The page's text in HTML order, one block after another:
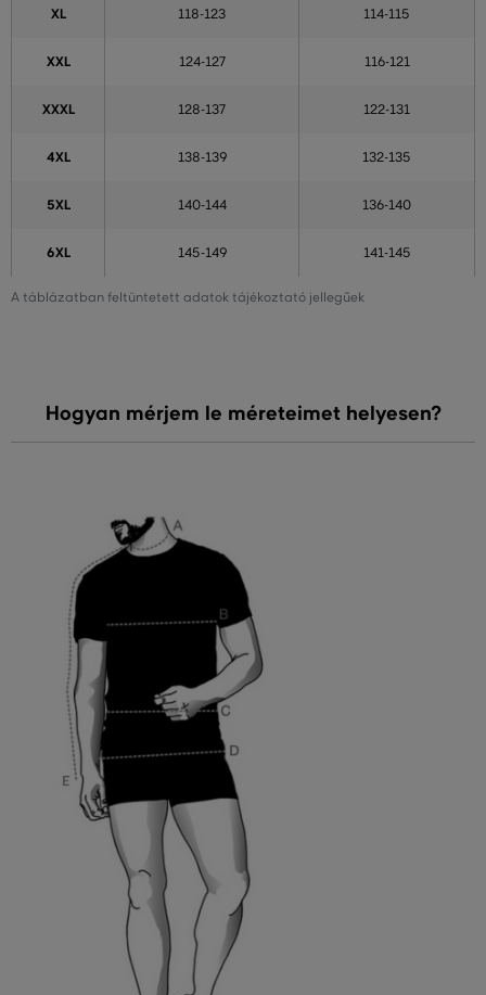
A táblázatban feltüntetett adatok tájékoztató jellegűek
XL 118-123 114-115
XXL 124-127 116-121
XXXL 128-137 122-131
4XL 138-139 132-135
5XL 140-144 136-140
6XL 145-149 141-145
Hogyan mérjem le méreteimet helyesen?